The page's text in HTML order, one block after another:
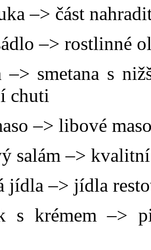
–> část
–> rostlinné
–> smetana s
chuti
–> libové
salám –>
jídla –> jídla
s krémem –>